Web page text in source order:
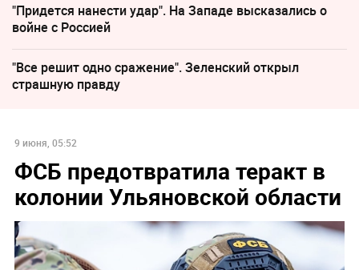
"Придется нанести удар". На Западе высказались о
войне с Россией
"Все решит одно сражение". Зеленский открыл
страшную правду
9 июня, 05:52
ФСБ предотвратила теракт в
колонии Ульяновской области